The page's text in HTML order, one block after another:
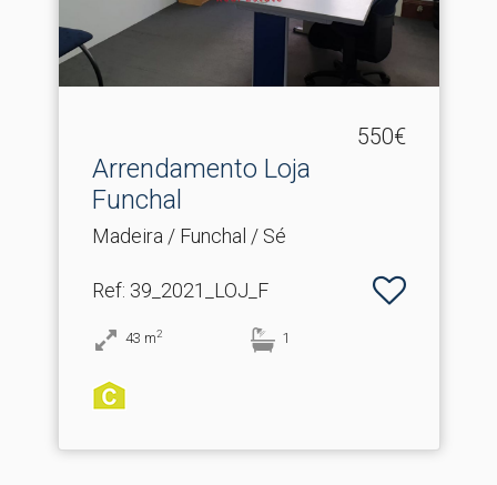
550€
Arrendamento Loja
Funchal
Madeira / Funchal / Sé
Ref: 39_2021_LOJ_F
43 m2 1